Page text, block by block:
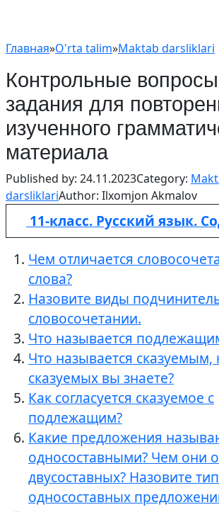
Главная»O'rta talim»Maktab darsliklari
Контрольные
задания для
изученного
материала
Published by: 24.11.2023Category:
darsliklariAuthor: Ilxomjon Akmalov
11-класс. Русский язык.
Чем отличается
слова?
Назовите виды
словосочетании.
Что называется
Что называется сказуемым,
сказуемых вы знаете?
Как согласуется сказуемое с
подлежащим?
Какие предложения
односоставными? Чем они
двусоставных? Назовите
односоставных